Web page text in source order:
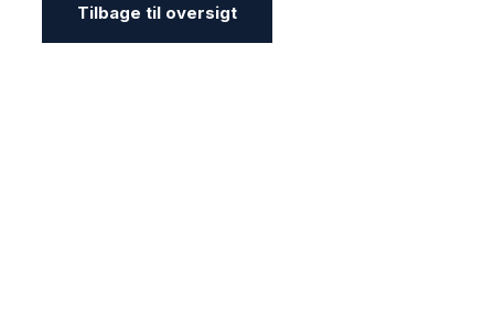
Tilbage til oversigt